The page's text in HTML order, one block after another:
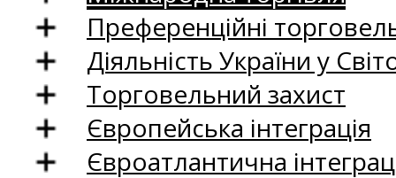
Преференційні
Діяльність України у
Торговельний захист
Європейська інтеграція
Євроатлантична